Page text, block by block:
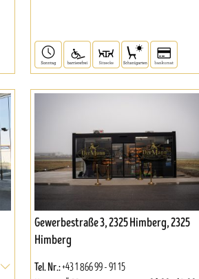
Gewerbestraße 3, 2325 Himberg, 2325
Himberg
Tel. Nr.:+43 1 866 99 - 91 15